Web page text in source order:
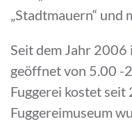
„Stadtmauern“ und
Seit dem Jahr
geöffnet von 5.00 -
Fuggerei kostet
Fuggereimuseum